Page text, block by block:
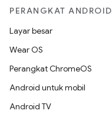
PERANGKAT ANDROID
Layar besar
Wear OS
Perangkat ChromeOS
Android untuk mobil
Android TV